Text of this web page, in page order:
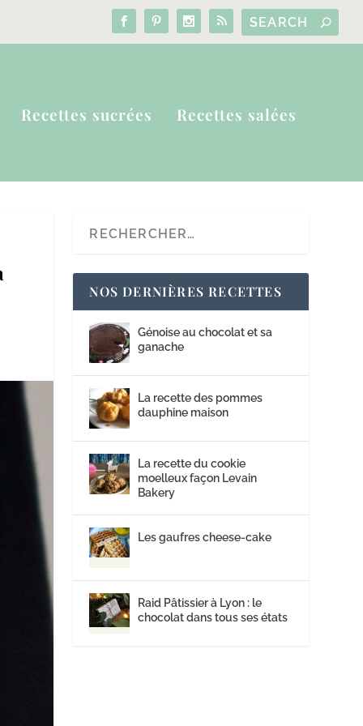
Recettes sucrées Recettes salées
NOS DERNIÈRES RECETTES
Génoise au chocolat et sa
ganache
La recette des pommes
dauphine maison
La recette du cookie
moelleux façon Levain
Bakery
Les gaufres cheese-cake
Raid Pâtissier à Lyon : le
chocolat dans tous ses états